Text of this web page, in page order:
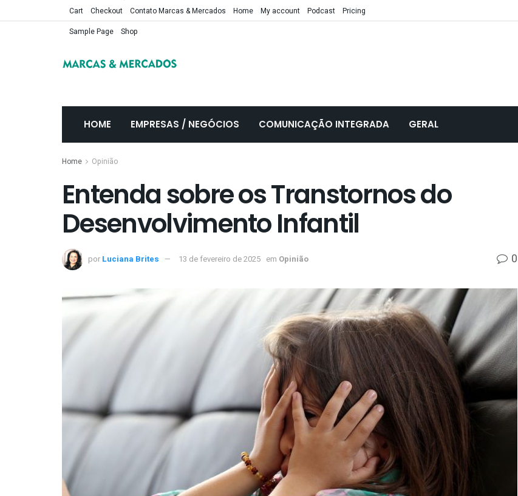
Cart Checkout Contato Marcas & Mercados Home My account Podcast
Pricing
Sample Page
Shop
HOME EMPRESAS / NEGÓCIOS COMUNICAÇÃO INTEGRADA GERAL
Home Opinião
Entenda sobre os Transtornos do
Desenvolvimento Infantil
por Luciana Brites 13 de fevereiro de 2025 em Opinião 0